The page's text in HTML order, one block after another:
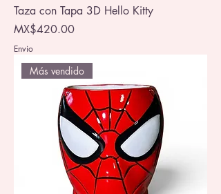
Taza con Tapa 3D Hello Kitty
Price
MX$420.00
Envio
Más vendido